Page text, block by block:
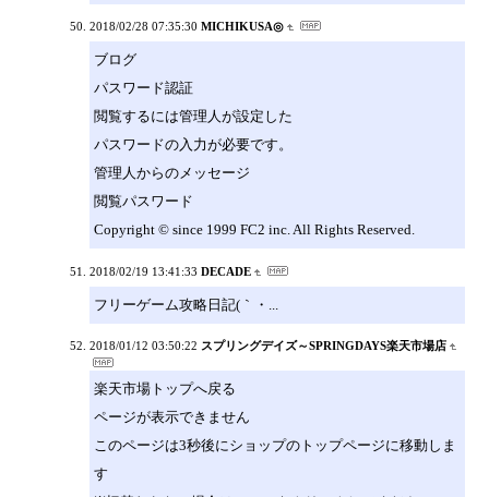
2018/02/28 07:35:30 MICHIKUSA◎
ブログ
パスワード認証
閲覧するには管理人が設定した
パスワードの入力が必要です。
管理人からのメッセージ
閲覧パスワード
Copyright © since 1999 FC2 inc. All Rights Reserved.
2018/02/19 13:41:33 DECADE
フリーゲーム攻略日記(｀・...
2018/01/12 03:50:22 スプリングデイズ～SPRINGDAYS楽天市場店
楽天市場トップへ戻る
ページが表示できません
このページは3秒後にショップのトップページに移動しま
す